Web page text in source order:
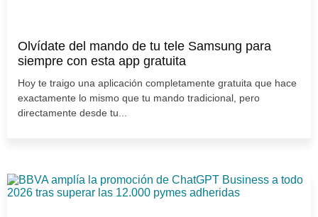
Olvídate del mando de tu tele Samsung para
siempre con esta app gratuita
Hoy te traigo una aplicación completamente gratuita que hace
exactamente lo mismo que tu mando tradicional, pero
directamente desde tu...